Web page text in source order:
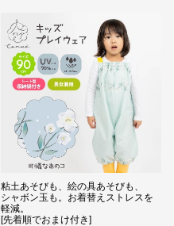
粘土あそびも、絵の具あそびも、
シャボン玉も。お着替えストレスを
軽減。
[先着順でおまけ付き]